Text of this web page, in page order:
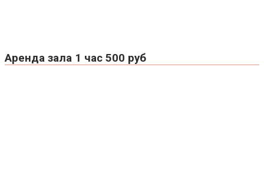
Аренда зала 1 час 500 руб